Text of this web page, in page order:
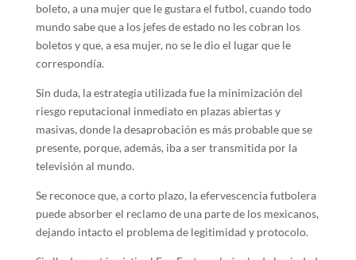
boleto, a una mujer que le gustara el futbol, cuando todo
mundo sabe que a los jefes de estado no les cobran los
boletos y que, a esa mujer, no se le dio el lugar que le
correspondía.
Sin duda, la estrategia utilizada fue la minimización del
riesgo reputacional inmediato en plazas abiertas y
masivas, donde la desaprobación es más probable que se
presente, porque, además, iba a ser transmitida por la
televisión al mundo.
Se reconoce que, a corto plazo, la efervescencia futbolera
puede absorber el reclamo de una parte de los mexicanos,
dejando intacto el problema de legitimidad y protocolo.